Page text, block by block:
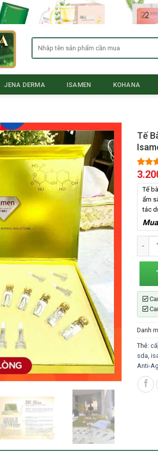
Tìm
JENA DERMA ISAMEN KOHANA
Tế
5.00
dựa
1
đánh
Tế
ẩm
tác
Tế
Danh
Thẻ:
sda
Anti-